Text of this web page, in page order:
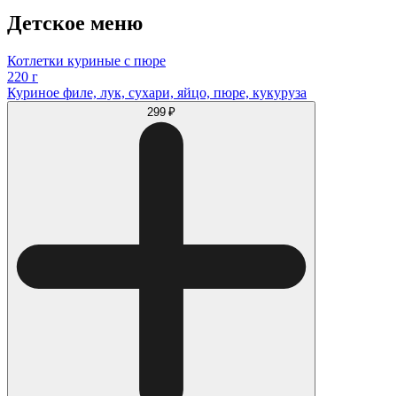
Детское меню
Котлетки куриные с пюре
220 г
Куриное филе, лук, сухари, яйцо, пюре, кукуруза
299 ₽